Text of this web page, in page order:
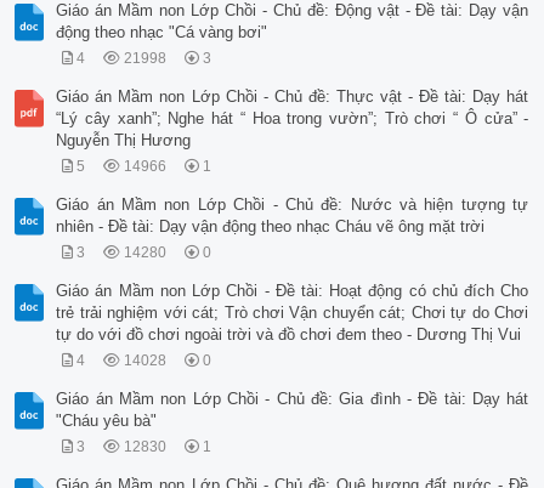
Giáo án Mầm non Lớp Chồi - Chủ đề: Động vật - Đề tài: Dạy vận
động theo nhạc "Cá vàng bơi"
4 21998 3
Giáo án Mầm non Lớp Chồi - Chủ đề: Thực vật - Đề tài: Dạy hát
“Lý cây xanh”; Nghe hát “ Hoa trong vườn”; Trò chơi “ Ô cửa” -
Nguyễn Thị Hương
5 14966 1
Giáo án Mầm non Lớp Chồi - Chủ đề: Nước và hiện tượng tự
nhiên - Đề tài: Dạy vận động theo nhạc Cháu vẽ ông mặt trời
3 14280 0
Giáo án Mầm non Lớp Chồi - Đề tài: Hoạt động có chủ đích Cho
trẻ trải nghiệm với cát; Trò chơi Vận chuyển cát; Chơi tự do Chơi
tự do với đồ chơi ngoài trời và đồ chơi đem theo - Dương Thị Vui
4 14028 0
Giáo án Mầm non Lớp Chồi - Chủ đề: Gia đình - Đề tài: Dạy hát
"Cháu yêu bà"
3 12830 1